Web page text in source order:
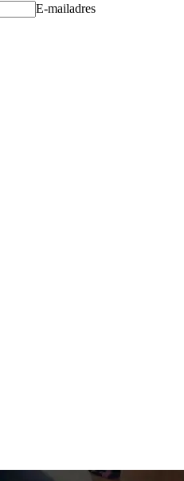
E-mailadres